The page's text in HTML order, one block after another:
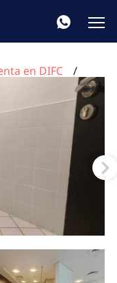
en DIFC
UAE No. 291